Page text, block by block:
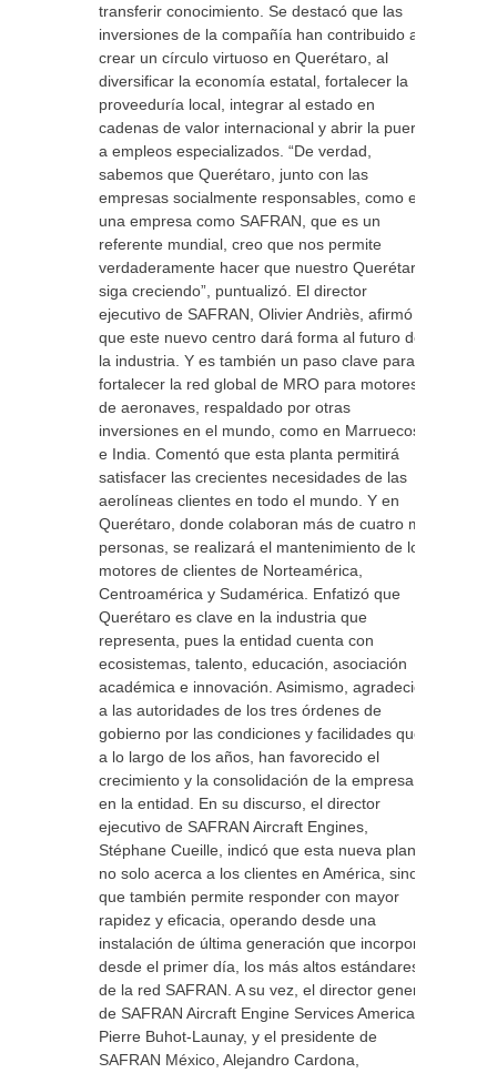
transferir conocimiento. Se destacó que las
inversiones de la compañía han contribuido a
crear un círculo virtuoso en Querétaro, al
diversificar la economía estatal, fortalecer la
proveeduría local, integrar al estado en
cadenas de valor internacional y abrir la puerta
a empleos especializados. “De verdad,
sabemos que Querétaro, junto con las
empresas socialmente responsables, como es
una empresa como SAFRAN, que es un
referente mundial, creo que nos permite
verdaderamente hacer que nuestro Querétaro
siga creciendo”, puntualizó. El director
ejecutivo de SAFRAN, Olivier Andriès, afirmó
que este nuevo centro dará forma al futuro de
la industria. Y es también un paso clave para
fortalecer la red global de MRO para motores
de aeronaves, respaldado por otras
inversiones en el mundo, como en Marruecos
e India. Comentó que esta planta permitirá
satisfacer las crecientes necesidades de las
aerolíneas clientes en todo el mundo. Y en
Querétaro, donde colaboran más de cuatro mil
personas, se realizará el mantenimiento de los
motores de clientes de Norteamérica,
Centroamérica y Sudamérica. Enfatizó que
Querétaro es clave en la industria que
representa, pues la entidad cuenta con
ecosistemas, talento, educación, asociación
académica e innovación. Asimismo, agradeció
a las autoridades de los tres órdenes de
gobierno por las condiciones y facilidades que,
a lo largo de los años, han favorecido el
crecimiento y la consolidación de la empresa
en la entidad. En su discurso, el director
ejecutivo de SAFRAN Aircraft Engines,
Stéphane Cueille, indicó que esta nueva planta
no solo acerca a los clientes en América, sino
que también permite responder con mayor
rapidez y eficacia, operando desde una
instalación de última generación que incorpora,
desde el primer día, los más altos estándares
de la red SAFRAN. A su vez, el director general
de SAFRAN Aircraft Engine Services Americas,
Pierre Buhot-Launay, y el presidente de
SAFRAN México, Alejandro Cardona,